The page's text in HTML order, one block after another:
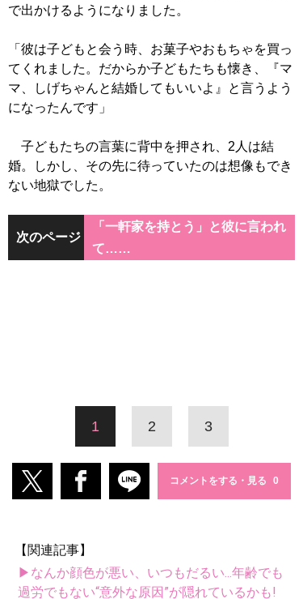
で出かけるようになりました。
「彼は子どもと会う時、お菓子やおもちゃを買っ
てくれました。だからか子どもたちも懐き、『マ
マ、しげちゃんと結婚してもいいよ』と言うよう
になったんです」
子どもたちの言葉に背中を押され、2人は結
婚。しかし、その先に待っていたのは想像もでき
ない地獄でした。
次のページ
「一軒家を持とう」と彼に言われ
て……
1 2 3
コメントをする・見る
【関連記事】
▶なんか顔色が悪い、いつもだるい...年齢でも
過労でもない“意外な原因”が隠れているかも!